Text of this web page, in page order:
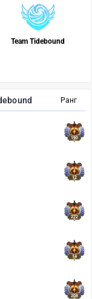
Ранг
190
12
272
14
208
Team Tidebound